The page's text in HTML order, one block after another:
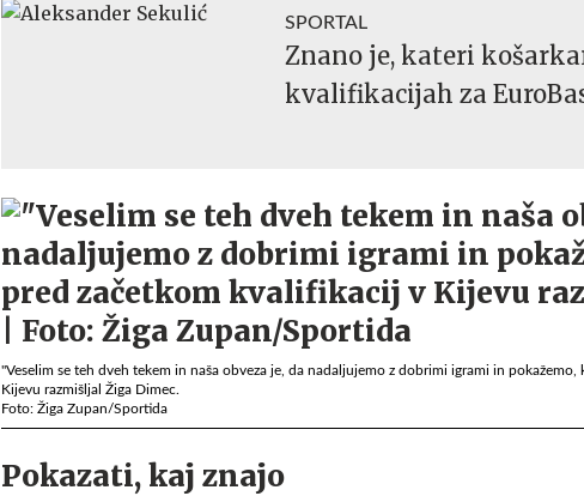
SPORTAL
Znano je, kateri
kvalifikacijah za
"Veselim se teh dveh tekem in naša obveza je, da nadaljujemo z dobrimi igrami in
Kijevu razmišljal Žiga Dimec.
Foto: Žiga Zupan/Sportida
Pokazati, kaj znajo